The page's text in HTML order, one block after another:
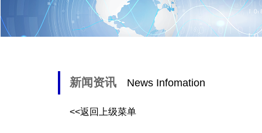
新闻资讯 News Infomation
<<返回上级菜单